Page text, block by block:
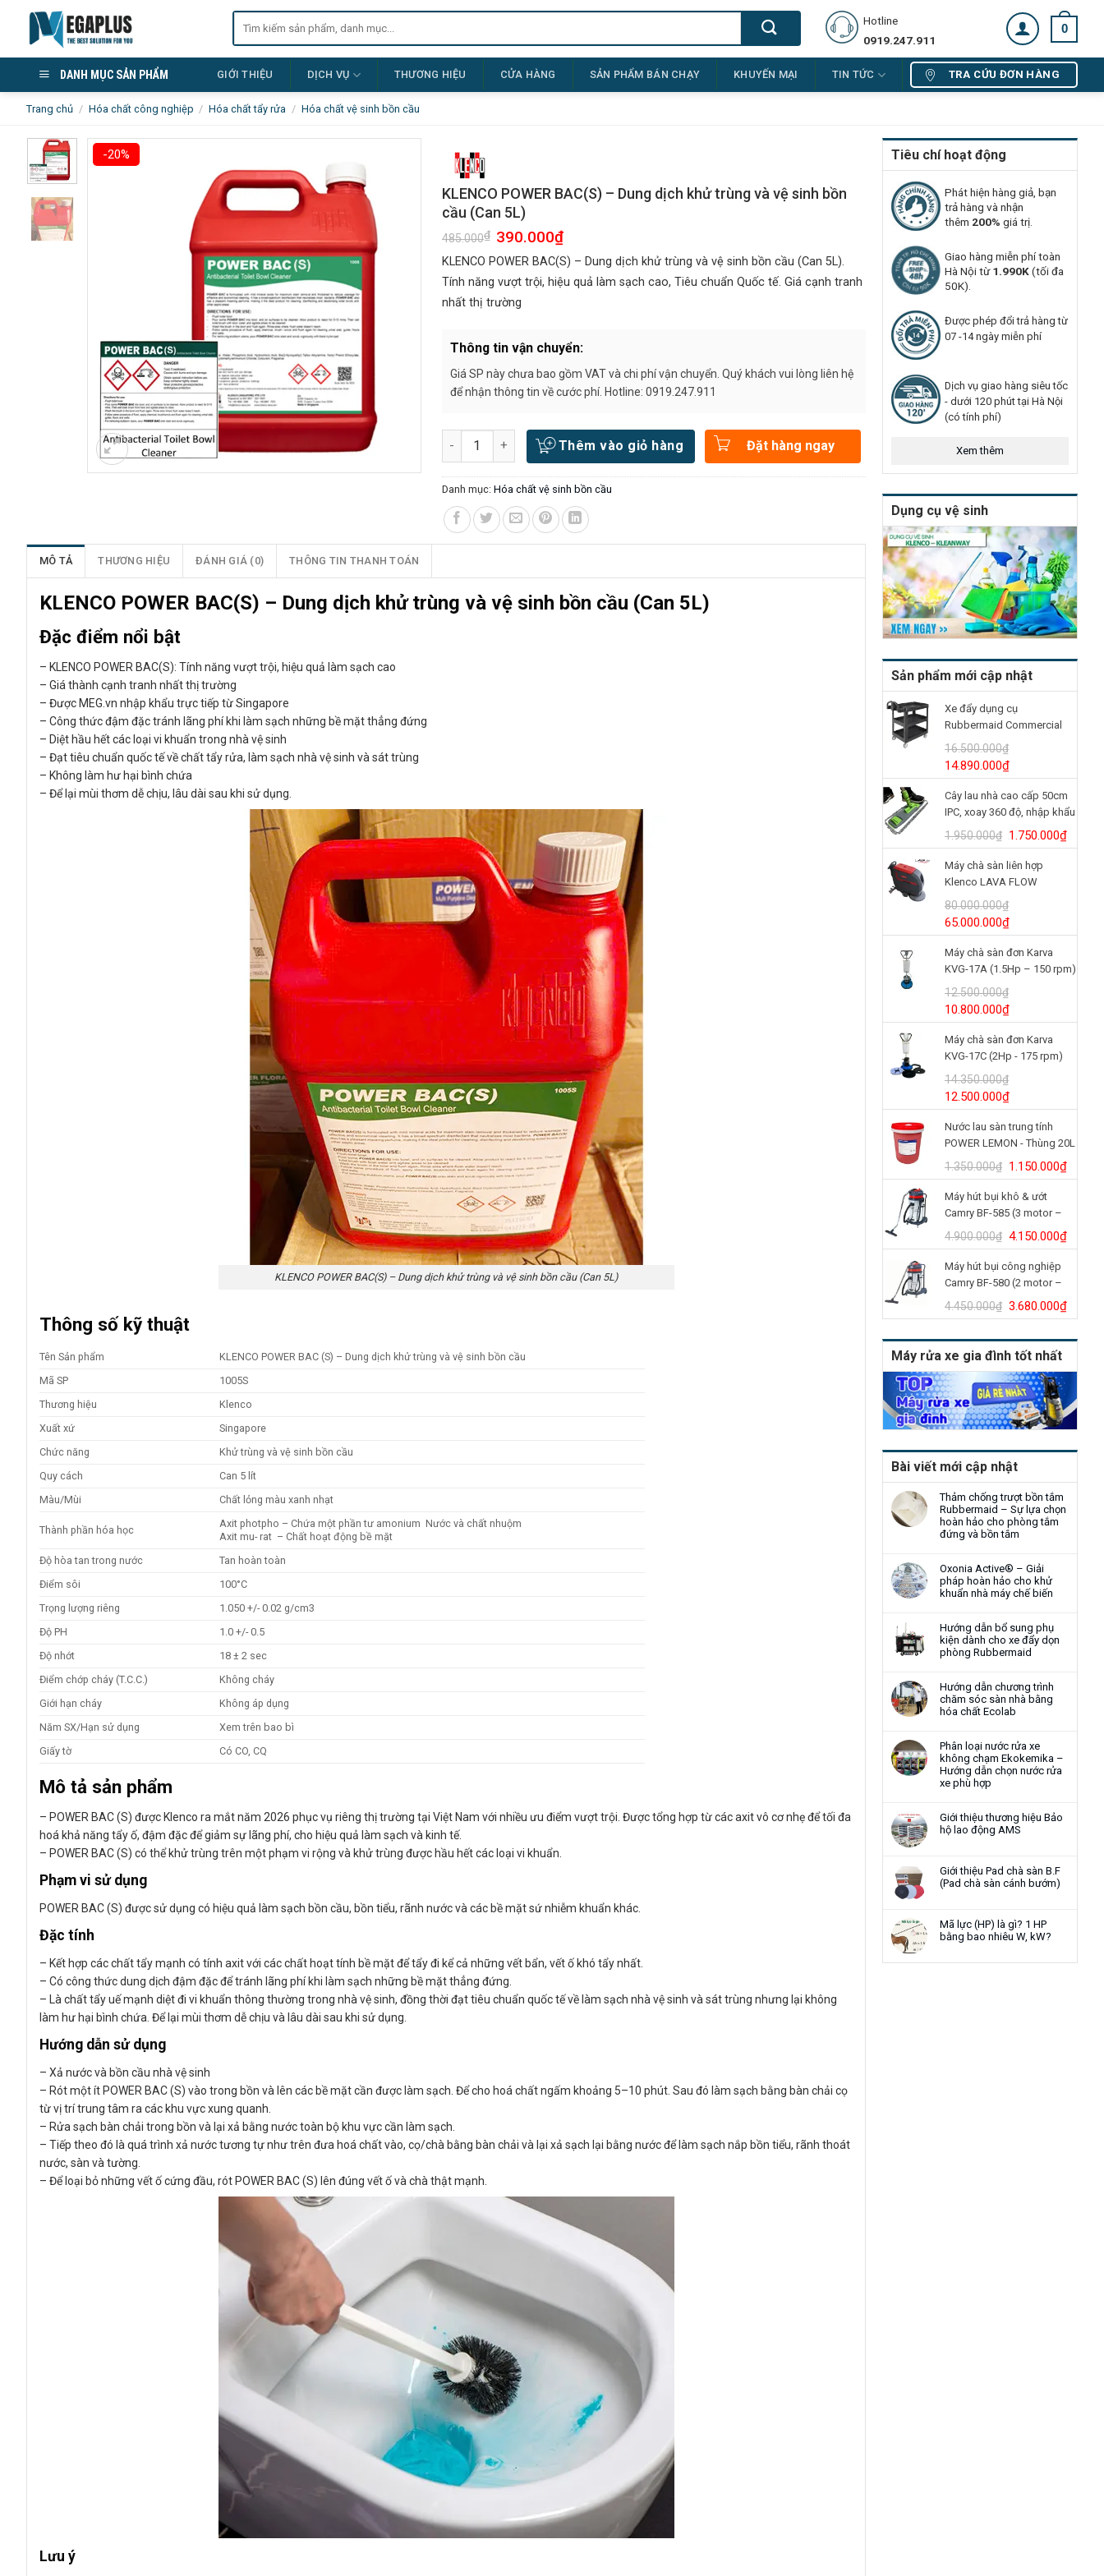
content
Tìm
Hotline
0919.247.911
0
DANH MỤC SẢN PHẨM GIỚI THIỆU DỊCH VỤ THƯƠNG HIỆU CỬA HÀNG SẢN PHẨM BÁN CHẠY KHUYẾN MẠI TIN TỨC TRA CỨU ĐƠN HÀNG
Trang chủ / Hóa chất công nghiệp / Hóa chất tẩy rửa / Hóa chất vệ sinh bồn cầu
Tiêu chí hoạt động
Phát hiện hàng giả, bạn
trả hàng và nhận
thêm 200% giá trị.
Giao hàng miễn phí toàn
Hà Nội từ1.990K(tối đa
50K).
Được phép đổi trả hàng từ
07 -14 ngày miễn phí
Dịch vụ giao hàng siêu tốc
- dưới 120 phút tại Hà Nội
(có tính phí)
Xem thêm
Dụng cụ vệ sinh
Sản phẩm mới cập nhật
Xe đẩy dụng cụ
Rubbermaid Commercial
BRUTE® 3 tầng
Model/SKU: 2196862
16.500.000₫
Giá
gốc
là:
16.500.000₫.
14.890.000₫Giá
hiện
tại
là:
14.890.000₫.
Cây lau nhà cao cấp 50cm
IPC, xoay 360 độ, nhập khẩu
Italy
1.950.000₫ Giá
gốc
là:
1.950.000₫.
1.750.000₫Giá
hiện
Máy chà sàn liên hợp
Klenco LAVA FLOW
(24V/125Ah)
80.000.000₫
Giá
gốc
là:
80.000.000₫.
65.000.000₫Giá
hiện
tại
là:
Máy chà sàn đơn Karva
KVG-17A (1.5Hp – 150 rpm)
12.500.000₫
Giá
gốc
là:
12.500.000₫.
10.800.000₫Giá
hiện
tại
là:
Máy chà sàn đơn Karva
KVG-17C (2Hp - 175 rpm)
14.350.000₫
Giá
gốc
là:
14.350.000₫.
12.500.000₫Giá
hiện
tại
là:
12.500.000₫.
Nước lau sàn trung tính
POWER LEMON - Thùng 20L
1.350.000₫ Giá
gốc
là:
1.350.000₫.
1.150.000₫Giá
hiện
Máy hút bụi khô & ướt
Camry BF-585 (3 motor –
80L)
4.900.000₫ Giá
gốc
là:
4.900.000₫.
4.150.000₫Giá
hiện
Máy hút bụi công nghiệp
Camry BF-580 (2 motor –
70L)
4.450.000₫ Giá
gốc
là:
4.450.000₫.
3.680.000₫Giá
hiện
tại
Máy rửa xe gia đình tốt nhất
Bài viết mới cập nhật
Thảm chống trượt bồn tắm
Rubbermaid – Sự lựa chọn
hoàn hảo cho phòng tắm
đứng và bồn tắm
Oxonia Active® – Giải
pháp hoàn hảo cho khử
khuẩn nhà máy chế biến
Hướng dẫn bổ sung phụ
kiện dành cho xe đẩy dọn
phòng Rubbermaid
Hướng dẫn chương trình
chăm sóc sàn nhà bằng
hóa chất Ecolab
Phân loại nước rửa xe
không chạm Ekokemika –
Hướng dẫn chọn nước rửa
xe phù hợp
Giới thiệu thương hiệu Bảo
hộ lao động AMS
Giới thiệu Pad chà sàn B.F
(Pad chà sàn cánh bướm)
Mã lực (HP) là gì? 1 HP
bằng bao nhiêu W, kW?
-20%
KLENCO POWER BAC(S) – Dung dịch khử trùng và vệ sinh bồn
cầu (Can 5L)
485.000₫ Giá
gốc
là:
485.000₫.
390.000₫Giá
tại
là:
390.000₫.
KLENCO POWER BAC(S) – Dung dịch khử trùng và vệ sinh bồn cầu (Can 5L).
Tính năng vượt trội, hiệu quả làm sạch cao, Tiêu chuẩn Quốc tế. Giá cạnh tranh
nhất thị trường
Thông tin vận chuyển:
Giá SP này chưa bao gồm VAT và chi phí vận chuyển. Quý khách vui lòng liên hệ
để nhận thông tin về cước phí. Hotline: 0919.247.911
Số lượng Thêm vào giỏ hàng Đặt hàng ngay
Danh mục: Hóa chất vệ sinh bồn cầu
MÔ TẢ THƯƠNG HIỆU ĐÁNH GIÁ (0) THÔNG TIN THANH TOÁN
KLENCO POWER BAC(S) – Dung dịch khử trùng và vệ sinh bồn cầu (Can 5L)
Đặc điểm nổi bật
– KLENCO POWER BAC(S): Tính năng vượt trội, hiệu quả làm sạch cao
– Giá thành cạnh tranh nhất thị trường
– Được MEG.vn nhập khẩu trực tiếp từ Singapore
– Công thức đậm đặc tránh lãng phí khi làm sạch những bề mặt thẳng đứng
– Diệt hầu hết các loại vi khuẩn trong nhà vệ sinh
– Đạt tiêu chuẩn quốc tế về chất tẩy rửa, làm sạch nhà vệ sinh và sát trùng
– Không làm hư hại bình chứa
– Để lại mùi thơm dễ chịu, lâu dài sau khi sử dụng.
KLENCO POWER BAC(S) – Dung dịch khử trùng và vệ sinh bồn cầu (Can 5L)
Thông số kỹ thuật
Tên Sản phẩm
KLENCO POWER BAC (S) – Dung dịch khử trùng và vệ sinh bồn cầu
Mã SP
1005S
Thương hiệu
Klenco
Xuất xứ
Singapore
Chức năng
Khử trùng và vệ sinh bồn cầu
Quy cách
Can 5 lít
Màu/Mùi
Chất lỏng màu xanh nhạt
Thành phần hóa học
Axit photpho – Chứa một phần tư amonium Nước và chất nhuộm
Axit mu- rat – Chất hoạt động bề mặt
Độ hòa tan trong nước
Tan hoàn toàn
Điểm sôi
100°C
Trọng lượng riêng
1.050 +/- 0.02 g/cm3
Độ PH
1.0 +/- 0.5
Độ nhớt
18 ± 2 sec
Điểm chớp cháy (T.C.C.)
Không cháy
Giới hạn cháy
Không áp dụng
Năm SX/Hạn sử dụng
Xem trên bao bì
Giấy tờ
Có CO, CQ
Mô tả sản phẩm
– POWER BAC (S) được Klenco ra mắt năm 2026 phục vụ riêng thị trường tại Việt Nam với nhiều ưu điểm vượt trội. Được tổng hợp từ các axit vô cơ nhẹ để tối đa
hoá khả năng tẩy ố, đậm đặc để giảm sự lãng phí, cho hiệu quả làm sạch và kinh tế.
– POWER BAC (S) có thể khử trùng trên một phạm vi rộng và khử trùng được hầu hết các loại vi khuẩn.
Phạm vi sử dụng
POWER BAC (S) được sử dụng có hiệu quả làm sạch bồn cầu, bồn tiểu, rãnh nước và các bề mặt sứ nhiễm khuẩn khác.
Đặc tính
– Kết hợp các chất tẩy mạnh có tính axit với các chất hoạt tính bề mặt để tẩy đi kể cả những vết bẩn, vết ố khó tẩy nhất.
– Có công thức dung dịch đậm đặc để tránh lãng phí khi làm sạch những bề mặt thẳng đứng.
– Là chất tẩy uế mạnh diệt đi vi khuẩn thông thường trong nhà vệ sinh, đồng thời đạt tiêu chuẩn quốc tế về làm sạch nhà vệ sinh và sát trùng nhưng lại không
làm hư hại bình chứa. Để lại mùi thơm dễ chịu và lâu dài sau khi sử dụng.
Hướng dẫn sử dụng
– Xả nước và bồn cầu nhà vệ sinh
– Rót một ít POWER BAC (S) vào trong bồn và lên các bề mặt cần được làm sạch. Để cho hoá chất ngấm khoảng 5–10 phút. Sau đó làm sạch bằng bàn chải cọ
từ vị trí trung tâm ra các khu vực xung quanh.
– Rửa sạch bàn chải trong bồn và lại xả bằng nước toàn bộ khu vực cần làm sạch.
– Tiếp theo đó là quá trình xả nước tương tự như trên đưa hoá chất vào, cọ/chà bằng bàn chải và lại xả sạch lại bằng nước để làm sạch nắp bồn tiểu, rãnh thoát
nước, sàn và tường.
– Để loại bỏ những vết ố cứng đầu, rót POWER BAC (S) lên đúng vết ố và chà thật mạnh.
Lưu ý